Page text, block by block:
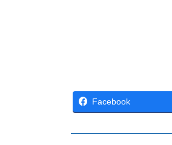
Facebook